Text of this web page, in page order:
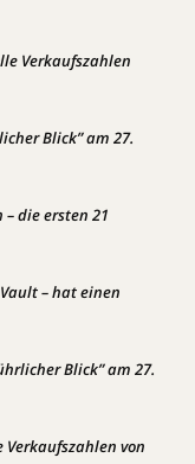
Verkaufszahlen
Blick” am 27.
die ersten 21
– hat einen
Blick” am 27.
Verkaufszahlen von